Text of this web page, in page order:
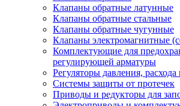
Клапаны обратные латунные
Клапаны обратные стальные
Клапаны обратные чугунные
Клапаны электромагнитные
Комплектующие для
регулирующей арматуры
Регуляторы давления,
Системы защиты от протечек
Приводы и редукторы для